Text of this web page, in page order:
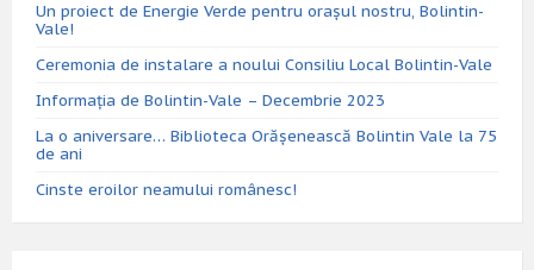
Un proiect de Energie Verde pentru orașul nostru, Bolintin-
Vale!
Ceremonia de instalare a noului Consiliu Local Bolintin-Vale
Informația de Bolintin-Vale – Decembrie 2023
La o aniversare… Biblioteca Orăşenească Bolintin Vale la 75
de ani
Cinste eroilor neamului românesc!